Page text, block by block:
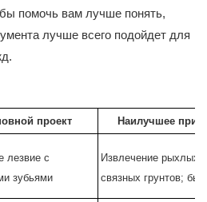
помочь вам лучше понять,
лучше всего подойдет для
проект Наилучшее
лезвие с
зубьями
Извлечение рыхлых,
связных грунтов;